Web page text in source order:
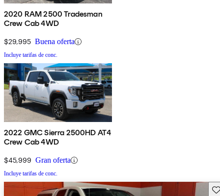
2020 RAM 2500 Tradesman
Crew Cab 4WD
$29,995 Buena oferta
Incluye tarifas de conc.
2022 GMC Sierra 2500HD AT4
Crew Cab 4WD
$45,999 Gran oferta
Incluye tarifas de conc.